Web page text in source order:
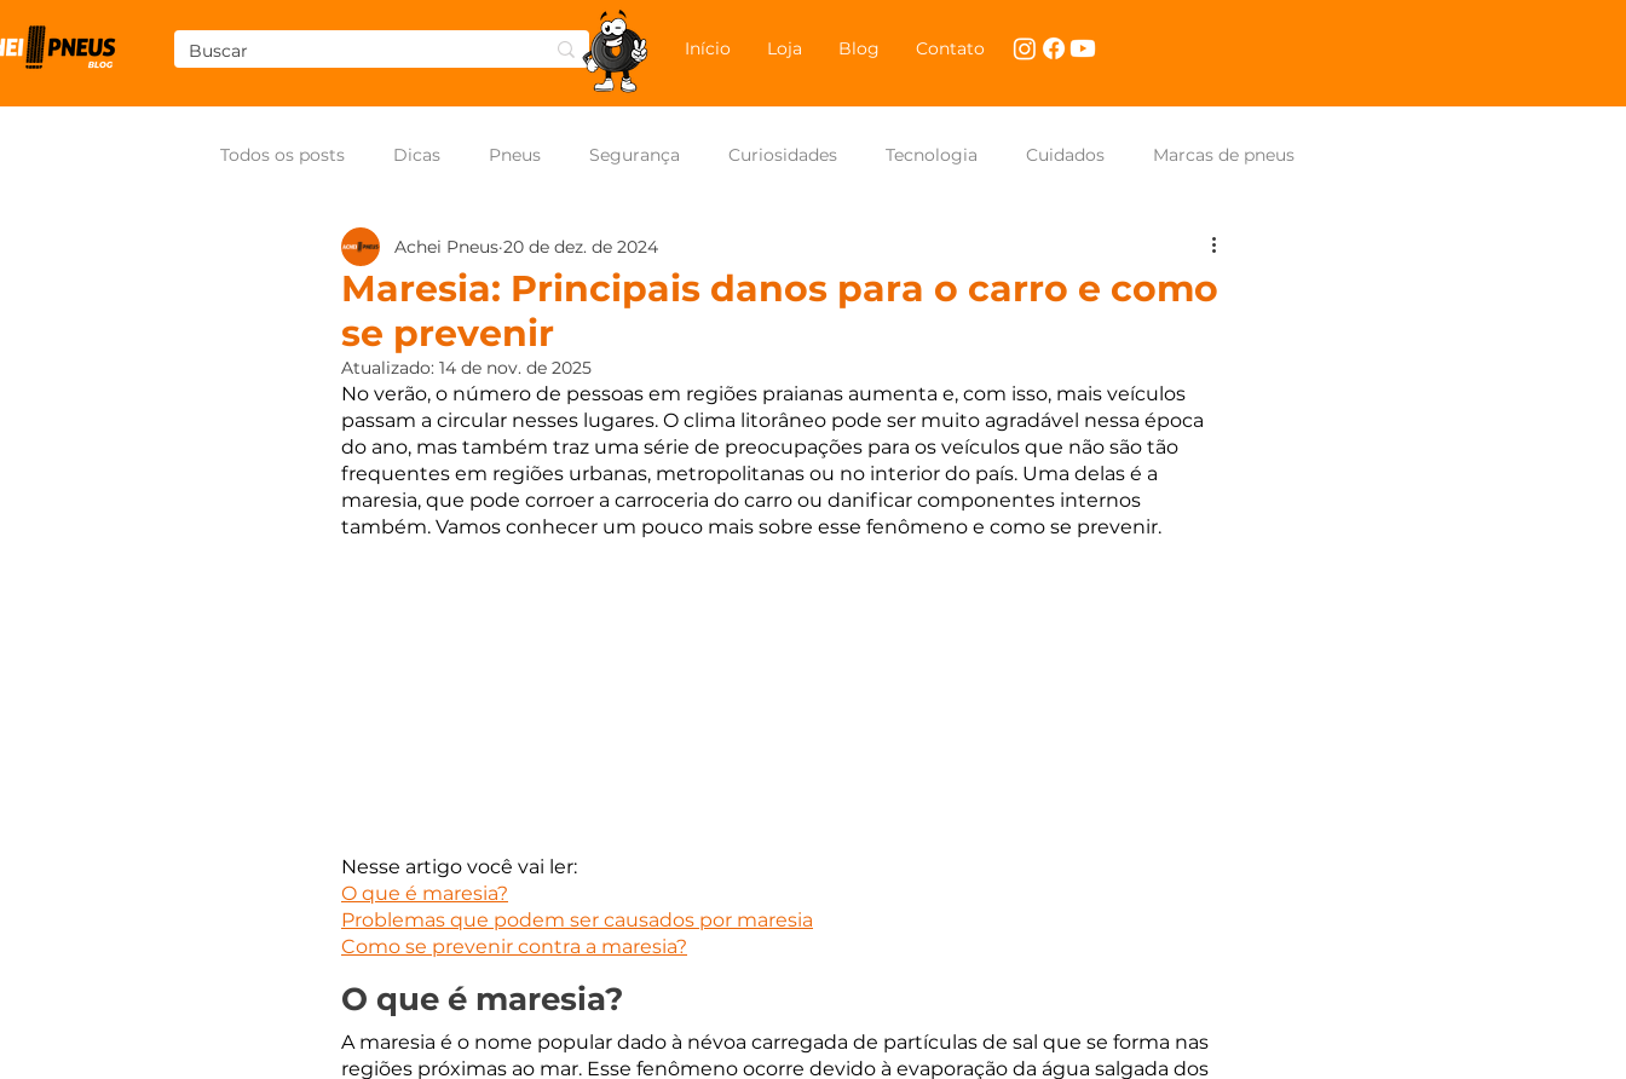
Início Loja Blog Contato
Todos os posts Dicas Pneus Segurança Curiosidades Tecnologia Cuidados Marcas de pneus
Pneus para moto NASCAR Brasil
Maresia: Principais danos para o carro e como
se prevenir
Achei Pneus 20 de dez. de 2024
Atualizado: 14 de nov. de 2025
No verão, o número de pessoas em regiões praianas aumenta e, com isso, mais veículos
passam a circular nesses lugares. O clima litorâneo pode ser muito agradável nessa época
do ano, mas também traz uma série de preocupações para os veículos que não são tão
frequentes em regiões urbanas, metropolitanas ou no interior do país. Uma delas é a
maresia, que pode corroer a carroceria do carro ou danificar componentes internos
também. Vamos conhecer um pouco mais sobre esse fenômeno e como se prevenir.
Nesse artigo você vai ler:
O que é maresia?
Problemas que podem ser causados por maresia
Como se prevenir contra a maresia?
O que é maresia?
A maresia é o nome popular dado à névoa carregada de partículas de sal que se forma nas
regiões próximas ao mar. Esse fenômeno ocorre devido à evaporação da água salgada dos